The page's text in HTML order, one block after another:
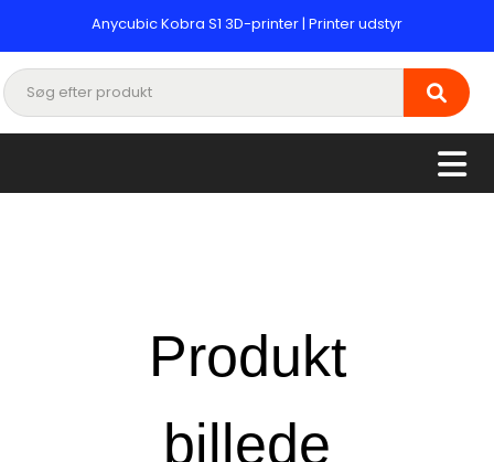
Anycubic Kobra S1 3D-printer | Printer udstyr